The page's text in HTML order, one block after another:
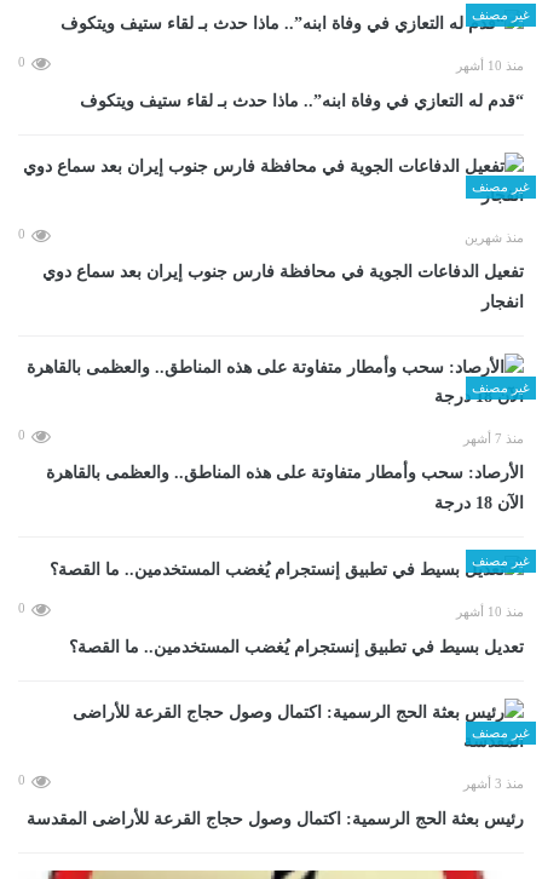
غير مصنف
منذ 10 أشهر 0
“قدم له التعازي في وفاة ابنه”.. ماذا حدث بـ لقاء ستيف ويتكوف
غير مصنف
منذ شهرين 0
تفعيل الدفاعات الجوية في محافظة فارس جنوب إيران بعد سماع دوي
انفجار
غير مصنف
منذ 7 أشهر 0
الأرصاد: سحب وأمطار متفاوتة على هذه المناطق.. والعظمى بالقاهرة
الآن 18 درجة
غير مصنف
منذ 10 أشهر 0
تعديل بسيط في تطبيق إنستجرام يُغضب المستخدمين.. ما القصة؟
غير مصنف
منذ 3 أشهر 0
رئيس بعثة الحج الرسمية: اكتمال وصول حجاج القرعة للأراضى المقدسة